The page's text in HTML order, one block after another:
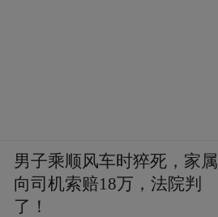
男子乘顺风车时猝死，家属
向司机索赔18万，法院判
了！